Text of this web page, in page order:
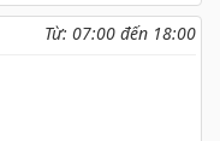
Từ: 07:00 đến 18:00